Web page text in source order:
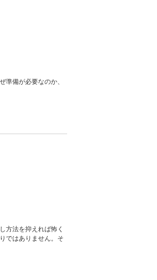
準備が必要なのか、
方法を抑えれば怖く
ではありません。そ